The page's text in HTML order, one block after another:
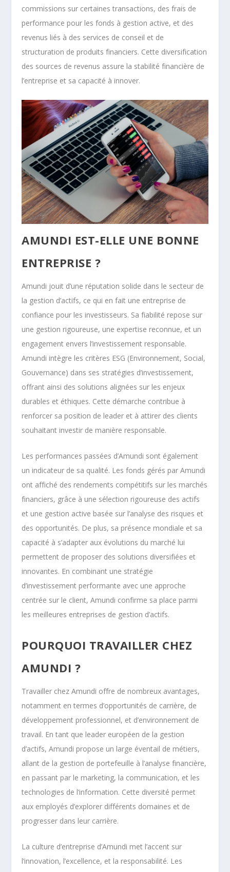
commissions sur certaines transactions, des frais de
performance pour les fonds à gestion active, et des
revenus liés à des services de conseil et de
structuration de produits financiers. Cette diversification
des sources de revenus assure la stabilité financière de
l’entreprise et sa capacité à innover.
AMUNDI EST-ELLE UNE BONNE
ENTREPRISE ?
Amundi jouit d’une réputation solide dans le secteur de
la gestion d’actifs, ce qui en fait une entreprise de
confiance pour les investisseurs. Sa fiabilité repose sur
une gestion rigoureuse, une expertise reconnue, et un
engagement envers l’investissement responsable.
Amundi intègre les critères ESG (Environnement, Social,
Gouvernance) dans ses stratégies d’investissement,
offrant ainsi des solutions alignées sur les enjeux
durables et éthiques. Cette démarche contribue à
renforcer sa position de leader et à attirer des clients
souhaitant investir de manière responsable.
Les performances passées d’Amundi sont également
un indicateur de sa qualité. Les fonds gérés par Amundi
ont affiché des rendements compétitifs sur les marchés
financiers, grâce à une sélection rigoureuse des actifs
et une gestion active basée sur l’analyse des risques et
des opportunités. De plus, sa présence mondiale et sa
capacité à s’adapter aux évolutions du marché lui
permettent de proposer des solutions diversifiées et
innovantes. En combinant une stratégie
d’investissement performante avec une approche
centrée sur le client, Amundi confirme sa place parmi
les meilleures entreprises de gestion d’actifs.
POURQUOI TRAVAILLER CHEZ
AMUNDI ?
Travailler chez Amundi offre de nombreux avantages,
notamment en termes d’opportunités de carrière, de
développement professionnel, et d’environnement de
travail. En tant que leader européen de la gestion
d’actifs, Amundi propose un large éventail de métiers,
allant de la gestion de portefeuille à l’analyse financière,
en passant par le marketing, la communication, et les
technologies de l’information. Cette diversité permet
aux employés d’explorer différents domaines et de
progresser dans leur carrière.
La culture d’entreprise d’Amundi met l’accent sur
l’innovation, l’excellence, et la responsabilité. Les